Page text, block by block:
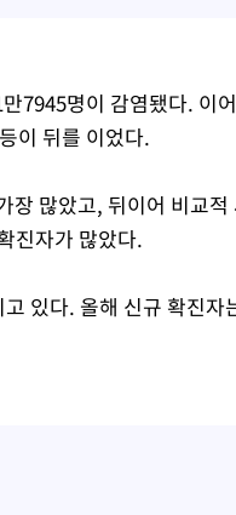
7945명이 감염됐다. 이
이 뒤를 이었다.
많았고, 뒤이어 비교
진자가 많았다.
있다. 올해 신규 확진